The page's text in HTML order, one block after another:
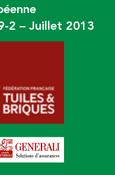
2 – Juillet 2013